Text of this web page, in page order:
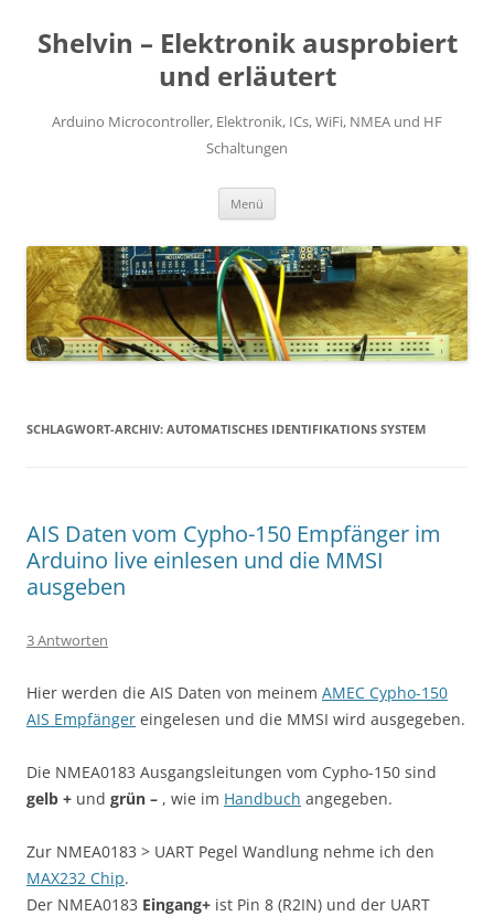
springen
Shelvin – Elektronik ausprobiert
und erläutert
Arduino Microcontroller, Elektronik, ICs, WiFi, NMEA und HF
Schaltungen
Menü
SCHLAGWORT-ARCHIV: AUTOMATISCHES IDENTIFIKATIONS SYSTEM
AIS Daten vom Cypho-150 Empfänger im
Arduino live einlesen und die MMSI
ausgeben
3 Antworten
Hier werden die AIS Daten von meinem AMEC Cypho-150
AIS Empfänger eingelesen und die MMSI wird ausgegeben.
Die NMEA0183 Ausgangsleitungen vom Cypho-150 sind
gelb + und grün – , wie im Handbuch angegeben.
Zur NMEA0183 > UART Pegel Wandlung nehme ich den
MAX232 Chip.
Der NMEA0183 Eingang+ ist Pin 8 (R2IN) und der UART